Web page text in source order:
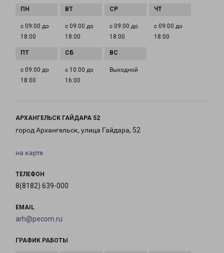
с 09:00 до
18:00
с 09:00 до
18:00
с 09:00 до
18:00
с 09:00 до
18:00
с 09:00 до
18:00
с 10:00 до
16:00
Выходной
АРХАНГЕЛЬСК ГАЙДАРА 52
город Архангельск, улица Гайдара, 52
на карте
ТЕЛЕФОН
8(8182) 639-000
EMAIL
arh@pecom.ru
ГРАФИК РАБОТЫ